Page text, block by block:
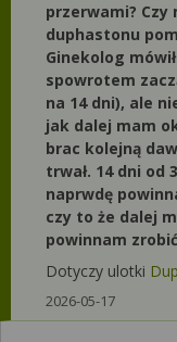
przerwami? Czy
duphastonu
Ginekolog
spowrotem
na 14 dni), ale
jak dalej mam
brac kolejną
trwał. 14 dni od
naprwdę
czy to że dalej
powinnam
Dotyczy ulotki
2026-05-17